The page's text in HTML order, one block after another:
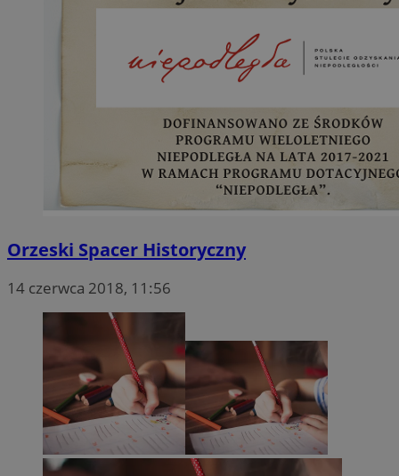
Orzeski Spacer Historyczny
14 czerwca 2018, 11:56